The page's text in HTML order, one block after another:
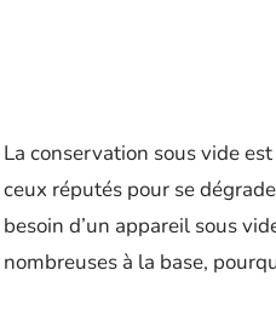
La conservation sous vide
ceux réputés pour se
besoin d’un appareil sous
nombreuses à la base,